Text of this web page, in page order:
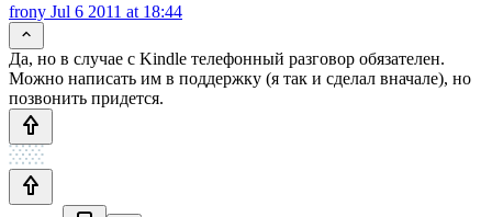
frony Jul 6 2011 at 18:44
Да, но в случае с Kindle телефонный разговор обязателен.
Можно написать им в поддержку (я так и сделал вначале), но
позвонить придется.